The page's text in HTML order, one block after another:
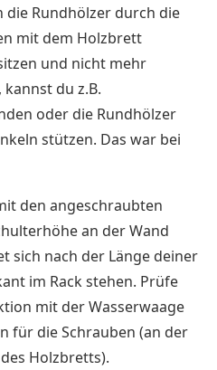
die Rundhölzer durch die
mit dem Holzbrett
und nicht mehr
kannst du z.B.
oder die Rundhölzer
stützen. Das war bei
den angeschraubten
an der Wand
sich nach der Länge deiner
im Rack stehen. Prüfe
mit der Wasserwaage
für die Schrauben (an der
Holzbretts).